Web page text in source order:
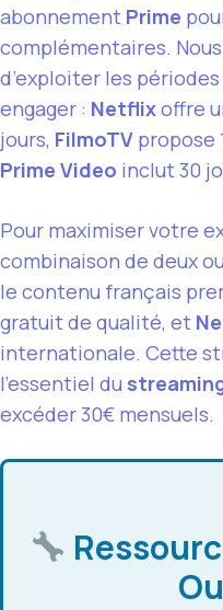
abonnement Prime
complémentaires.
d’exploiter les périodes
engager : Netflixoffre
jours, FilmoTV propose
Prime Video inclut 30
Pour maximiser votre
combinaison de deux
le contenu français
gratuit de qualité, et
internationale. Cette
l’essentiel du
excéder 30€ mensuels.